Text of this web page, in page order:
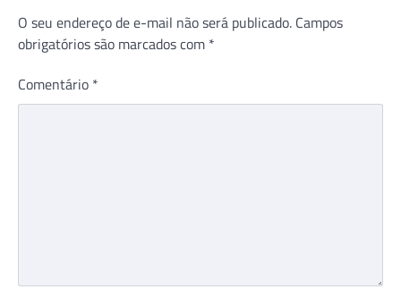
O seu endereço de e-mail não será publicado. Campos
obrigatórios são marcados com *
Comentário *